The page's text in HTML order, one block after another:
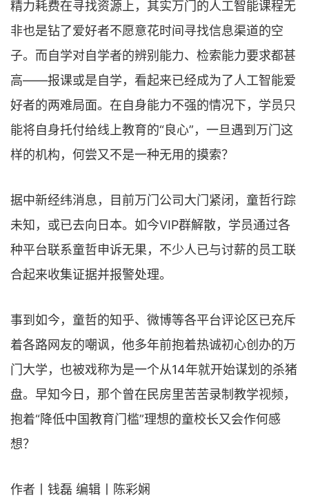
精力耗费在寻找资源上，其实万门的人工智能课程无
非也是钻了爱好者不愿意花时间寻找信息渠道的空
子。而自学对自学者的辨别能力、检索能力要求都甚
高——报课或是自学，看起来已经成为了人工智能爱
好者的两难局面。在自身能力不强的情况下，学员只
能将自身托付给线上教育的“良心”，一旦遇到万门这
样的机构，何尝又不是一种无用的摸索？
据中新经纬消息，目前万门公司大门紧闭，童哲行踪
未知，或已去向日本。如今VIP群解散，学员通过各
种平台联系童哲申诉无果，不少人已与讨薪的员工联
合起来收集证据并报警处理。
事到如今，童哲的知乎、微博等各平台评论区已充斥
着各路网友的嘲讽，他多年前抱着热诚初心创办的万
门大学，也被戏称为是一个从14年就开始谋划的杀猪
盘。早知今日，那个曾在民房里苦苦录制教学视频，
抱着“降低中国教育门槛”理想的童校长又会作何感
想？
作者丨钱磊 编辑丨陈彩娴